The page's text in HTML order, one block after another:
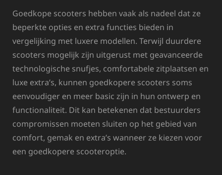
Goedkope scooters hebben vaak als nadeel dat ze
beperkte opties en extra functies bieden in
vergelijking met luxere modellen. Terwijl duurdere
scooters mogelijk zijn uitgerust met geavanceerde
technologische snufjes, comfortabele zitplaatsen en
luxe extra’s, kunnen goedkopere scooters soms
eenvoudiger en meer basic zijn in hun ontwerp en
functionaliteit. Dit kan betekenen dat bestuurders
compromissen moeten sluiten op het gebied van
comfort, gemak en extra’s wanneer ze kiezen voor
een goedkopere scooteroptie.